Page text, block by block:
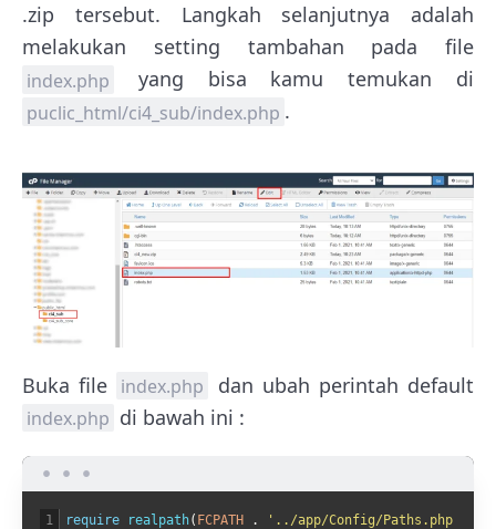
.zip tersebut. Langkah selanjutnya adalah
melakukan setting tambahan pada file
index.php yang bisa kamu temukan di
puclic_html/ci4_sub/index.php .
Buka file index.php dan ubah perintah default
index.php di bawah ini :
1 require realpath( FCPATH . '../app/Config/Paths.php'